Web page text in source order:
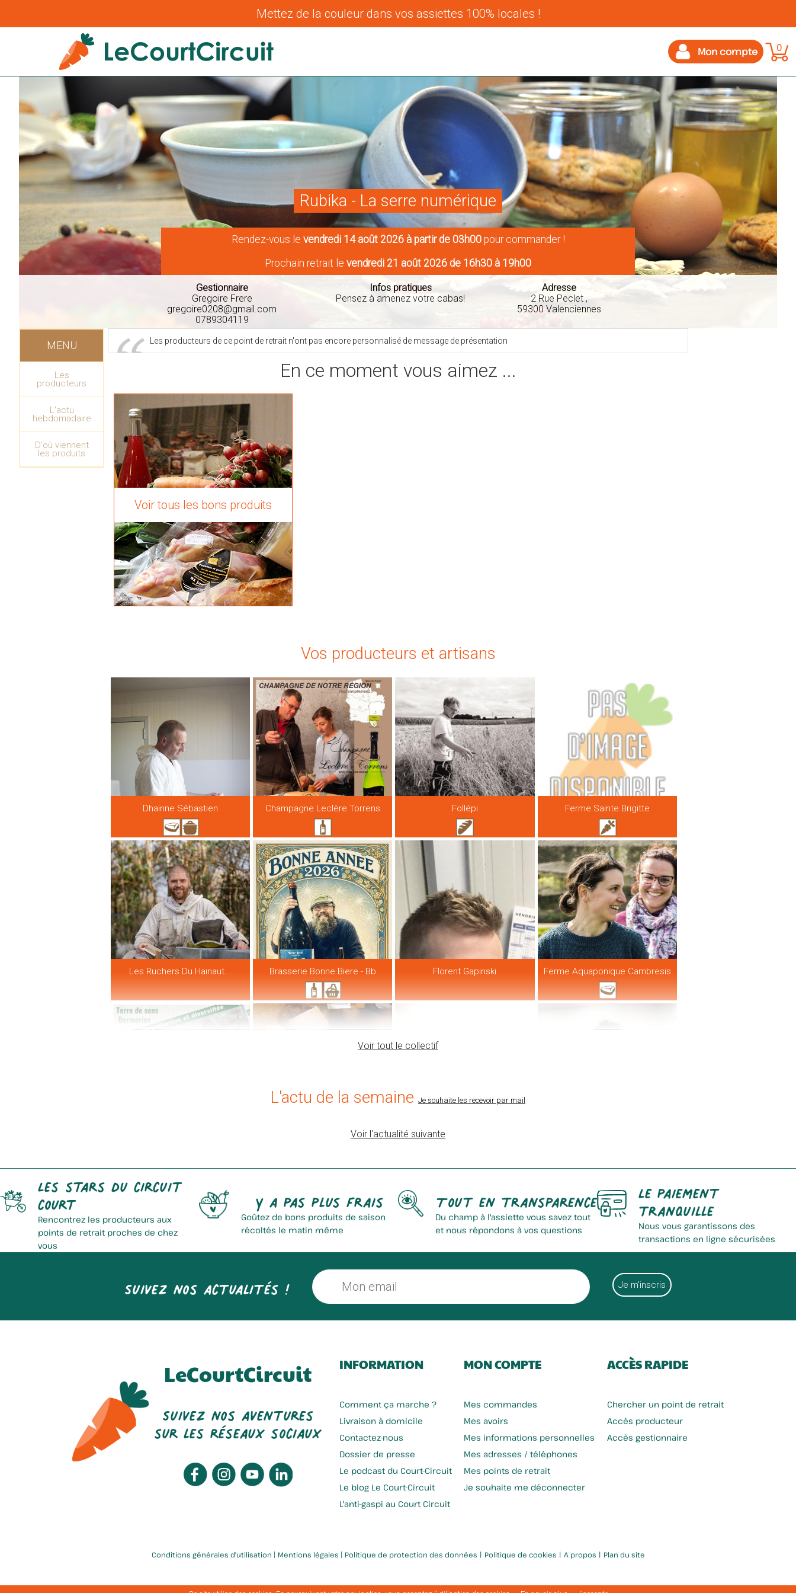
Mettez de la couleur dans vos assiettes 100% locales !
Mon compte 0
Rubika - La serre numérique
Rendez-vous le vendredi 14 août 2026 à partir de 03h00pour commander !
Prochain retrait le vendredi 21 août 2026 de 16h30 à 19h00
Gestionnaire
Gregoire Frere
gregoire0208@gmail.com
0789304119
Infos pratiques
Pensez à amenez votre cabas!
Adresse
2 Rue Peclet ,
59300 Valenciennes
MENU
Les
producteurs
L'actu
hebdomadaire
D'où viennent
les produits
Les producteurs de ce point de retrait n'ont pas encore personnalisé de message de présentation
En ce moment vous aimez ...
Voir tous les bons produits
Vos producteurs et artisans
Dhainne Sébastien Champagne Leclère Torrens Follépi Ferme Sainte Brigitte
Les Ruchers Du Hainaut... Brasserie Bonne Biere - Bb Florent Gapinski Ferme Aquaponique Cambresis
Earl Vilbert Richard
Délices Du Watelet Elevage Des Rosieres Ferme De La Gaillette
La Ferme Du Bien élever Biscuiterie Ohmygode Les Chevrettes Du Terril Les 4 Saisons De Juliette
Voir tout le collectif
L'actu de la semaine Je souhaite les recevoir par mail
Voir l'actualité suivante
Les stars du circuit
court
Rencontrez les producteurs aux
points de retrait proches de chez
vous
Y a pas plus frais
Goûtez de bons produits de saison
récoltés le matin même
Tout en transparence
Du champ à l'assiette vous savez tout
et nous répondons à vos questions
Le paiement
tranquille
Nous vous garantissons des
transactions en ligne sécurisées
Suivez nos actualités !
LeCourtCircuit
Suivez nos aventures
sur les réseaux sociaux
INFORMATION
Comment ça marche ?
Livraison à domicile
Contactez-nous
Dossier de presse
Le podcast du Court-Circuit
Le blog Le Court-Circuit
L'anti-gaspi au Court Circuit
MON COMPTE
Mes commandes
Mes avoirs
Mes informations personnelles
Mes adresses / téléphones
Mes points de retrait
Je souhaite me déconnecter
ACCÈS RAPIDE
Chercher un point de retrait
Accès producteur
Accès gestionnaire
Conditions générales d'utilisation | Mentions légales | Politique de protection des données | Politique de cookies | A propos | Plan du site